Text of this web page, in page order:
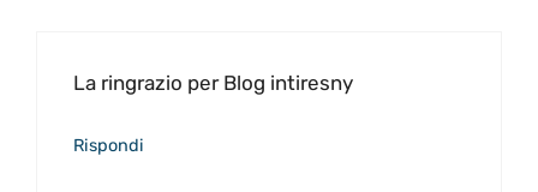
La ringrazio per Blog intiresny
Rispondi